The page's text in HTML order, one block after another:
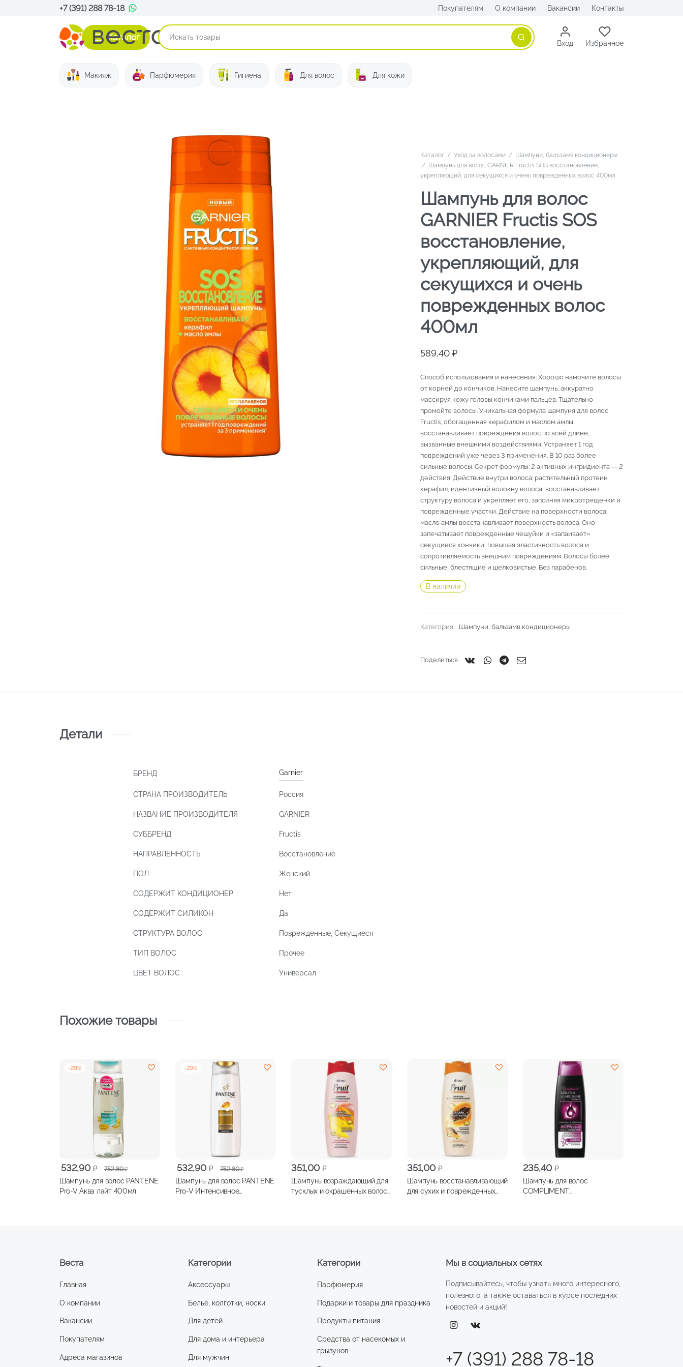
+7 (391) 288 78-18 Покупателям О компании Вакансии Контакты
Каталог
Поиск
Вход Избранное
Макияж Парфюмерия Гигиена Для волос Для кожи
Каталог / Уход за волосами / Шампуни, бальзамв кондиционеры
/ Шампунь для волос GARNIER Fructis SOS восстановление,
укрепляющий, для секущихся и очень поврежденных волос 400мл
Шампунь для волос
GARNIER Fructis SOS
восстановление,
укрепляющий, для
секущихся и очень
поврежденных волос
400мл
589,40 ₽
Способ использования и нанесения: Хорошо намочите волосы
от корней до кончиков. Нанесите шампунь, аккуратно
массируя кожу головы кончиками пальцев. Тщательно
промойте волосы. Уникальная формула шампуня для волос
Fructis, обогащенная керафилом и маслом амлы,
восстанавливает повреждения волос по всей длине,
вызванные внешними воздействиями. Устраняет 1 год
повреждений уже через 3 применения. В 10 раз более
сильные волосы. Секрет формулы: 2 активных ингридиента — 2
действия: Действие внутри волоса: растительный протеин
керафил, идентичный волокну волоса, восстанавливает
структуру волоса и укрепляет его, заполняя микротрещенки и
поврежденные участки. Действие на поверхности волоса:
масло амлы восстанавливает поверхность волоса. Оно
запечатывает поврежденные чешуйки и «запаивает»
секущиеся кончики, повышая эластичность волоса и
сопротивляемость внешним повреждениям. Волосы более
сильные, блестящие и шелковистые. Без парабенов.
В наличии
Категория: Шампуни, бальзамв кондиционеры
Поделиться
Детали
БРЕНД Garnier
СТРАНА ПРОИЗВОДИТЕЛЬ Россия
НАЗВАНИЕ ПРОИЗВОДИТЕЛЯ GARNIER
СУББРЕНД Fructis
НАПРАВЛЕННОСТЬ Восстановление
ПОЛ Женский
СОДЕРЖИТ КОНДИЦИОНЕР Нет
СОДЕРЖИТ СИЛИКОН Да
СТРУКТУРА ВОЛОС Поврежденные, Секущиеся
ТИП ВОЛОС Прочее
ЦВЕТ ВОЛОС Универсал
Похожие товары
-29%
752,80₽
Первоначальная
цена
составляла
532,90 ₽
Текущая
цена:
532,90 ₽.
Шампунь для волос PANTENE
Pro-V Аква лайт 400мл
-29%
752,80₽
Первоначальная
цена
составляла
532,90 ₽
Текущая
цена:
532,90 ₽.
Шампунь для волос PANTENE
Pro-V Интенсивное
351,00 ₽
Шампунь возраждающий для
тусклых и окрашенных волос
351,00 ₽
Шампунь восстанавливающий
для сухих и поврежденных
235,40 ₽
Шампунь для волос
COMPLIMENT
Мы в социальных сетях
Подписывайтесь, чтобы узнать много интересного,
полезного, а также оставаться в курсе последних
новостей и акций!
+7 (391) 288 78-18
Категории
Аксессуары
Белье, колготки, носки
Для детей
Для дома и интерьера
Для мужчин
Категории
Парфюмерия
Подарки и товары для праздника
Продукты питания
Средства от насекомых и
грызунов
Веста
Главная
О компании
Вакансии
Покупателям
Адреса магазинов